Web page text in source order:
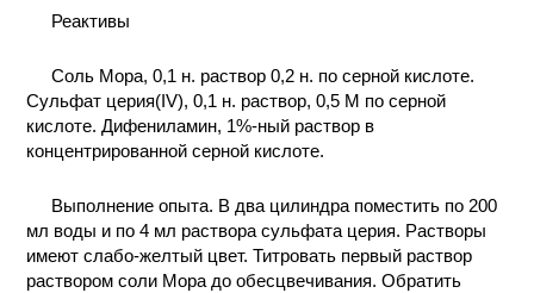
Реактивы
Соль Мора, 0,1 н. раствор 0,2 н. по серной кислоте.
Сульфат церия(IV), 0,1 н. раствор, 0,5 М по серной
кислоте. Дифениламин, 1%-ный раствор в
концентрированной серной кислоте.
Выполнение опыта. В два цилиндра поместить по 200
мл воды и по 4 мл раствора сульфата церия. Растворы
имеют слабо-желтый цвет. Титровать первый раствор
раствором соли Мора до обесцвечивания. Обратить